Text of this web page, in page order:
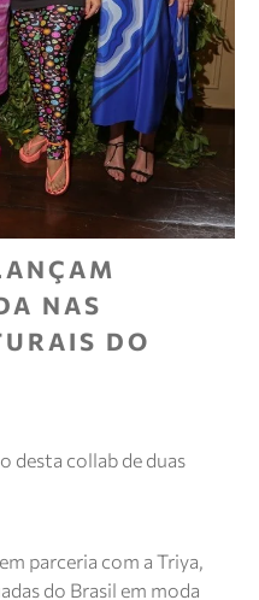
NAS
DO
desta collab de duas
parceria com a Triya,
do Brasil em moda